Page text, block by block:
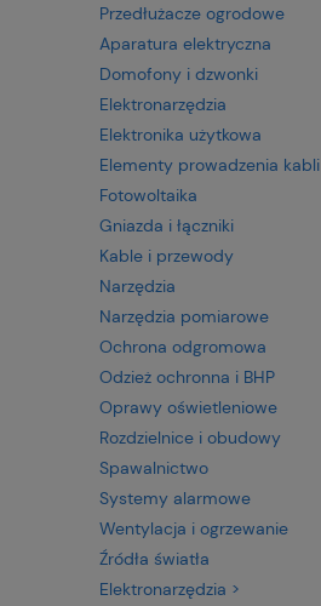
Przedłużacze ogrodowe
Aparatura elektryczna
Domofony i dzwonki
Elektronarzędzia
Elektronika użytkowa
Elementy prowadzenia kabli
Fotowoltaika
Gniazda i łączniki
Kable i przewody
Narzędzia
Narzędzia pomiarowe
Ochrona odgromowa
Odzież ochronna i BHP
Oprawy oświetleniowe
Rozdzielnice i obudowy
Spawalnictwo
Systemy alarmowe
Wentylacja i ogrzewanie
Źródła światła
Elektronarzędzia >